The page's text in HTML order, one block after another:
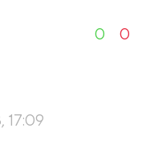
0 0
17:09